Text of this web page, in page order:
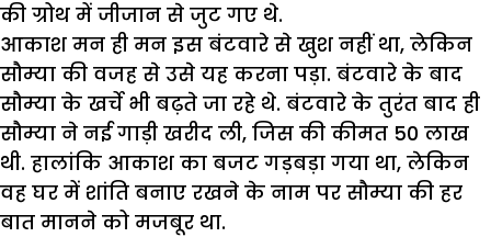
की ग्रोथ में जीजान से जुट गए थे.
आकाश मन ही मन इस बंटवारे से खुश नहीं था, लेकिन
सौम्या की वजह से उसे यह करना पड़ा. बंटवारे के बाद
सौम्या के खर्चे भी बढ़ते जा रहे थे. बंटवारे के तुरंत बाद ही
सौम्या ने नई गाड़ी खरीद ली, जिस की कीमत 50 लाख
थी. हालांकि आकाश का बजट गड़बड़ा गया था, लेकिन
वह घर में शांति बनाए रखने के नाम पर सौम्या की हर
बात मानने को मजबूर था.